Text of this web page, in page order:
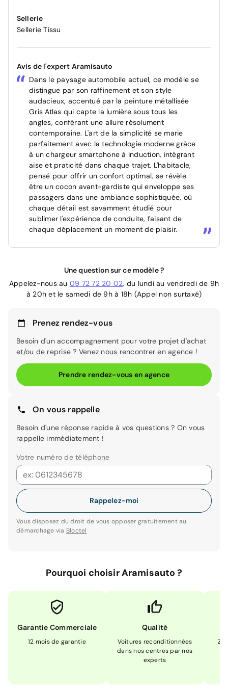
Sellerie
Sellerie Tissu
Avis de l'expert Aramisauto
Dans le paysage automobile actuel, ce modèle se
distingue par son raffinement et son style
audacieux, accentué par la peinture métallisée
Gris Atlas qui capte la lumière sous tous les
angles, conférant une allure résolument
contemporaine. L'art de la simplicité se marie
parfaitement avec la technologie moderne grâce
à un chargeur smartphone à induction, intégrant
aise et praticité dans chaque trajet. L'habitacle,
pensé pour offrir un confort optimal, se révèle
être un cocon avant-gardiste qui enveloppe ses
passagers dans une ambiance sophistiquée, où
chaque détail est savamment étudié pour
sublimer l'expérience de conduite, faisant de
chaque déplacement un moment de plaisir.
Une question sur ce modèle ?
Appelez-nous au 09 72 72 20 02, du lundi au vendredi de 9h
à 20h et le samedi de 9h à 18h (Appel non surtaxé)
Prenez rendez-vous
Besoin d'un accompagnement pour votre projet d'achat
et/ou de reprise ? Venez nous rencontrer en agence !
Prendre rendez-vous en agence
On vous rappelle
Besoin d'une réponse rapide à vos questions ? On vous
rappelle immédiatement !
Votre numéro de téléphone
Rappelez-moi
Vous disposez du droit de vous opposer gratuitement au
démarchage via Bloctel
Pourquoi choisir Aramisauto ?
Garantie Commerciale
12 mois de garantie
Qualité
Voitures reconditionnées
dans nos centres par nos
experts